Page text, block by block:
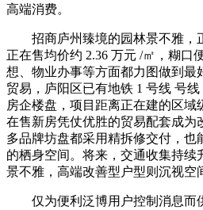
高端消费。
招商庐州臻境的园林景不雅，
正在售均价约 2.36 万元 /㎡，糊口
想、物业办事等方面都力图做到最
贸易，庐阳区已有地铁 1 号线 号
房企楼盘，项目距离正在建的区域
在售新房凭仗优胜的贸易配套成为
多品牌坊盘都采用精拆修交付，也
的栖身空间。将来，交通收集持续
景不雅，高端改善型户型则沉视空
仅为便利泛博用户控制消息而